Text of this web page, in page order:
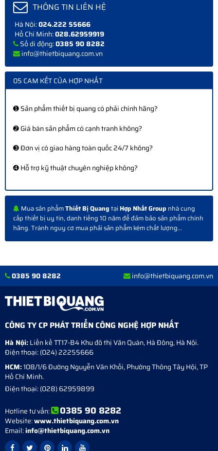
THÔNG TIN LIÊN HỆ
Hà Nội:024.222 55666
Hồ Chí Minh:028.62959919
Số di động:0385 90 8282
info@thietbiquang.com.vn
05 CAM KẾT CỦA HỢP NHẤT
➊ Sản phẩm thiết bị quang có phải chính hãng?
➋ Giá bán sản phẩm có cạnh tranh không?
➌ Đơn vị có giao hàng toàn quốc 24/7 không?
➍ Hỗ trợ kỹ thuật chuyên nghiệp không?
Mua sản phẩmThiết Bị QuangtạiHợp Nhất Group nhà cung
cấp thiết bị uy tín, danh tiếng 10 năm để đảm bảo sản phẩm chính
hãng. Tránh nguy cơ mua phải sản phẩm kém chất lượng...
0385 90 8282 info@thietbiquang.com.vn
CÔNG TY CP PHÁT TRIỂN CÔNG NGHỆ HỢP NHẤT
Hà Nội:Liền kề TT17-B4 Khu đô thị Văn Quán,Hà Đông,Hà Nội.
Điện thoại:(024) 22255666
HCM:108/1/6 Đường Nguyễn Văn Khối, Phường Thông Tây Hội, TP
Hồ Chí Minh.
Điện thoại:(028) 62959899
Hotline tư vấn: 0385 90 8282
Website:www.thietbiquang.com.vn
Email:info@thietbiquang.com.vn